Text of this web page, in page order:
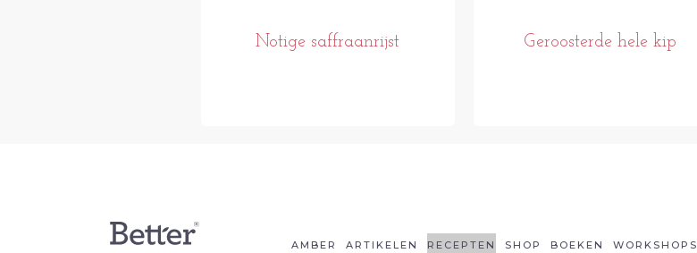
Notige saffraanrijst Geroosterde hele kip
AMBER ARTIKELEN RECEPTEN SHOP BOEKEN WORKSHOPS